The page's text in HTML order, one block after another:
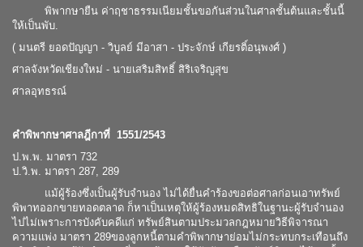
พิพากษายืน ค่าฤชาธรรมเนียมชั้นขอกันส่วนในศาลชั้นต้นและชั้นนี้
ให้เป็นพับ.
( มนตรี ยอดปัญญา - วิบูลย์ มีอาสา - ประจักษ์ เกียรติ์อนุพงศ์ )
ศาลจังหวัดเชียงใหม่ - นายเสริมสิทธิ์ สิริเจริญสุข
ศาลอุทธรณ์
คำพิพากษาศาลฎีกาที่ 1551/2543
ป.พ.พ. มาตรา 732
ป.วิ.พ. มาตรา 287, 289
แม้ผู้ร้องซึ่งเป็นผู้รับจำนอง ไม่ได้ยื่นคำร้องขอต่อศาลก่อนเอาทรัพย์
พิพาทออกขายทอดตลาด ก็หาเป็นเหตุให้ผู้ร้องหมดสิทธิในฐานะผู้รับจำนอง
ไปไม่เพราะการบังคับคดีแก่ ทรัพย์สินตามประมวลกฎหมายวิธีพิจารณา
ความแพ่ง มาตรา 289ของลูกหนี้ตามคำพิพากษาย่อมไม่กระทบกระเทือนถึง